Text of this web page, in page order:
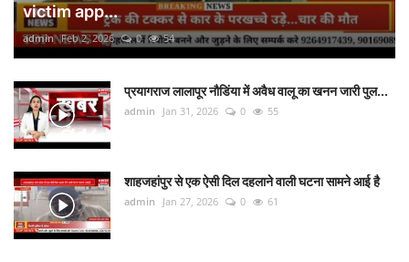
victim app...
admin Feb 2, 2026 0 54
प्रयागराज लालापूर नौडिंया में अवैध वालू का खनन जारी पुल...
admin Jan 31, 2026 0 55
शाहजहांपुर से एक ऐसी दिल दहलाने वाली घटना सामने आई है
admin Jan 27, 2026 0 61